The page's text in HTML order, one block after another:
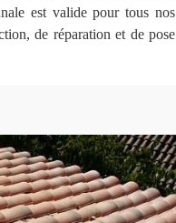
est valide pour tous nos
de réparation et de pose